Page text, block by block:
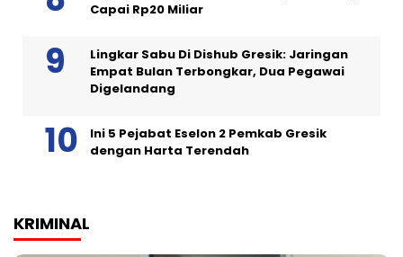
Capai Rp20 Miliar
Lingkar Sabu Di Dishub Gresik: Jaringan
Empat Bulan Terbongkar, Dua Pegawai
Digelandang
Ini 5 Pejabat Eselon 2 Pemkab Gresik
dengan Harta Terendah
KRIMINAL